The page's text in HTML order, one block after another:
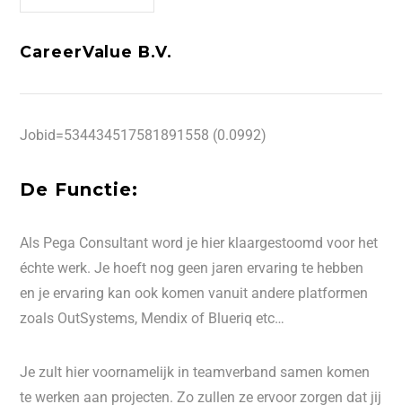
CareerValue B.V.
Jobid=534434517581891558 (0.0992)
De Functie:
Als Pega Consultant word je hier klaargestoomd voor het
échte werk. Je hoeft nog geen jaren ervaring te hebben
en je ervaring kan ook komen vanuit andere platformen
zoals OutSystems, Mendix of Blueriq etc…
Je zult hier voornamelijk in teamverband samen komen
te werken aan projecten. Zo zullen ze ervoor zorgen dat jij